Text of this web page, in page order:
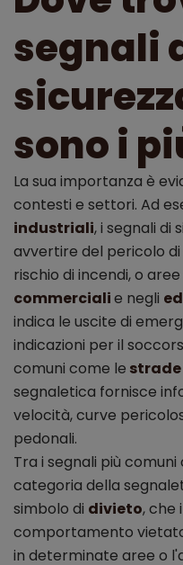
segnali
sono i
La sua importanza è
contesti e settori. Ad
industriali, i segnali di
avvertire del pericolo
rischio di incendi, o
commercialie negli
indica le uscite di
indicazioni per il
comuni come le strade
segnaletica fornisce
velocità, curve
pedonali.
Tra i segnali più
categoria della
simbolo di divieto, che
comportamento
in determinate aree o